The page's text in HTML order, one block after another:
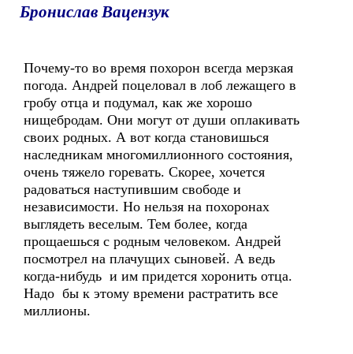
Бронислав Вацензук
Почему-то во время похорон всегда мерзкая
погода. Андрей поцеловал в лоб лежащего в
гробу отца и подумал, как же хорошо
нищебродам. Они могут от души оплакивать
своих родных. А вот когда становишься
наследникам многомиллионного состояния,
очень тяжело горевать. Скорее, хочется
радоваться наступившим свободе и
независимости. Но нельзя на похоронах
выглядеть веселым. Тем более, когда
прощаешься с родным человеком. Андрей
посмотрел на плачущих сыновей. А ведь
когда-нибудь и им придется хоронить отца.
Надо бы к этому времени растратить все
миллионы.